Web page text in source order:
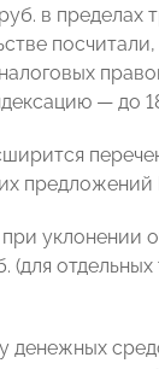
в пределах
— до
предложений
уклонении